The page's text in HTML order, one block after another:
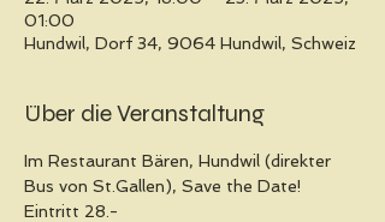
01:00
Hundwil, Dorf 34, 9064 Hundwil, Schweiz
Über die Veranstaltung
Im Restaurant Bären, Hundwil (direkter
Bus von St.Gallen), Save the Date!
Eintritt 28.-